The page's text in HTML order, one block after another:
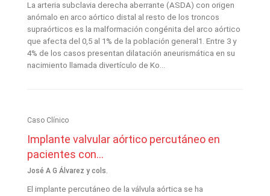
La arteria subclavia derecha aberrante (ASDA) con origen
anómalo en arco aórtico distal al resto de los troncos
supraórticos es la malformación congénita del arco aórtico
que afecta del 0,5 al 1% de la población general1. Entre 3 y
4% de los casos presentan dilatación aneurismática en su
nacimiento llamada divertículo de Ko...
Caso Clínico
Implante valvular aórtico percutáneo en
pacientes con...
José A G Álvarez y cols.
El implante percutáneo de la válvula aórtica se ha